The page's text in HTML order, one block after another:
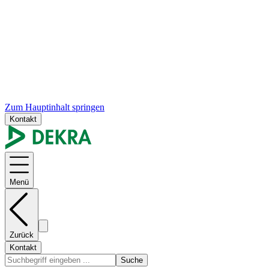
Zum Hauptinhalt springen
Kontakt
Menü
Zurück
Kontakt
Suche